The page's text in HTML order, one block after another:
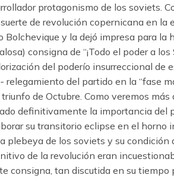
protagonismo de los soviets.
de revolución copernicana en
Bolchevique y la dejó impresa para la
consigna de “¡Todo el poder a
del poderío insurreccional de
relegamiento del partido en la “fase
de Octubre. Como veremos
definitivamente la importancia del
su transitorio eclipse en el horno
plebeya de los soviets y su
de la revolución eran
consigna, tan discutida en su tiempo